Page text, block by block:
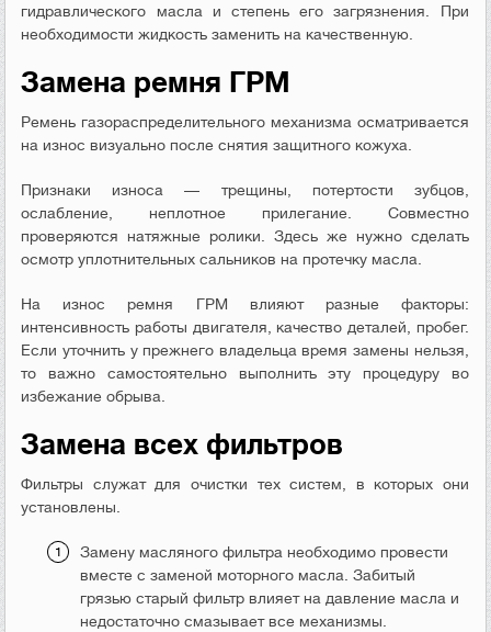
гидравлического масла и степень его загрязнения. При
необходимости жидкость заменить на качественную.
Замена ремня ГРМ
Ремень газораспределительного механизма осматривается
на износ визуально после снятия защитного кожуха.
Признаки износа — трещины, потертости зубцов,
ослабление, неплотное прилегание. Совместно
проверяются натяжные ролики. Здесь же нужно сделать
осмотр уплотнительных сальников на протечку масла.
На износ ремня ГРМ влияют разные факторы:
интенсивность работы двигателя, качество деталей, пробег.
Если уточнить у прежнего владельца время замены нельзя,
то важно самостоятельно выполнить эту процедуру во
избежание обрыва.
Замена всех фильтров
Фильтры служат для очистки тех систем, в которых они
установлены.
Замену масляного фильтра необходимо провести
вместе с заменой моторного масла. Забитый
грязью старый фильтр влияет на давление масла и
недостаточно смазывает все механизмы.